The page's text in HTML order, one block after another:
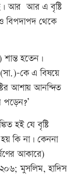
আর আর এ বৃষ্টি
বিপদাপদ থেকে
হতেন।
কে এ বিষয়ে
আশায় আনন্দিত
হই যে বৃষ্টি
কি না। কেননা
আকারে)
মুসলিম, হাদিস